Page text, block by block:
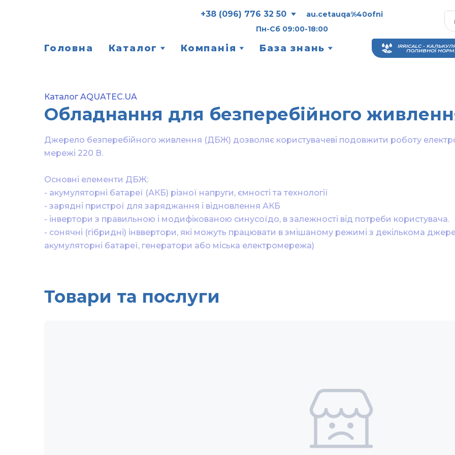
+38 (096) 776 32 50
au.cetauqa%40ofni
Пн-Сб 09:00-18:00
Головна Каталог Компанія База знань IRRICALC -
ПОЛИВНОЇ
Каталог AQUATEC.UA
Обладнання для безперебійного
Джерело безперебійного живлення (ДБЖ) дозволяє користувачеві подовжити роботу
мережі 220 В.
Основні елементи ДБЖ:
- акумуляторні батареї (АКБ) різної напруги, ємності та технології
- зарядні пристрої для заряджання і відновлення АКБ
- інвертори з правильною і модифікованою синусоїдо, в залежності від потреби користувача.
- сонячні (гібридні) інввертори, які можуть працювати в змішаному режимі з декількома
акумуляторні батареї, генератори або міська електромережа)
Товари та послуги